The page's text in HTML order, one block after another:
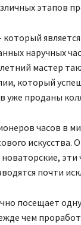
этапов
который
наручных
мастер
который
уже проданы
часов в
искусства.
почти
посещает
чем